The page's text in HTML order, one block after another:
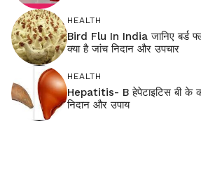
HEALTH
Bird Flu In India जानिए बर्ड
क्या है जांच निदान और उपचार
HEALTH
Hepatitis- B हेपेटाइटिस बी के
निदान और उपाय